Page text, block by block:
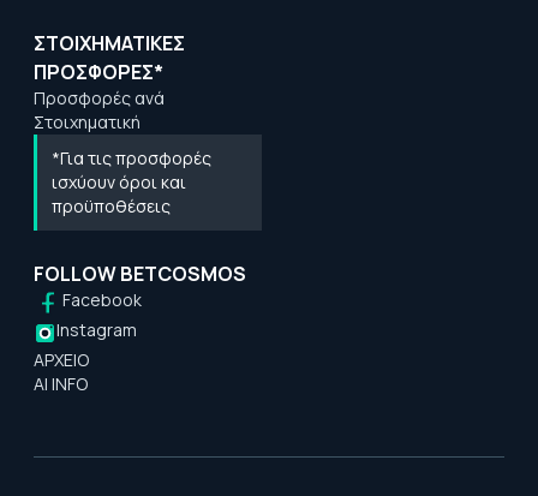
ΣΤΟΙΧΗΜΑΤΙΚΕΣ
ΠΡΟΣΦΟΡΕΣ*
Προσφορές ανά
Στοιχηματική
*Για τις προσφορές
ισχύουν όροι και
προϋποθέσεις
FOLLOW BETCOSMOS
Facebook
Instagram
ΑΡΧΕΙΟ
AI INFO